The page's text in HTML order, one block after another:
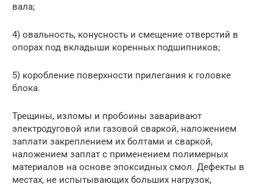
вала;
4) овальность, конусность и смещение отверстий в
опорах под вкладыши коренных подшипников;
5) коробление поверхности прилегания к головке
блока.
Трещины, изломы и пробоины заваривают
электродуговой или газовой сваркой, наложением
заплати закреплением их болтами и сваркой,
наложением заплат с применением полимерных
материалов на основе эпоксидных смол. Дефекты в
местах, не испытывающих больших нагрузок,